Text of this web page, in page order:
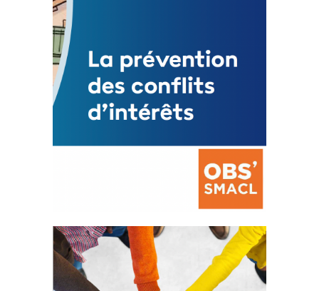
FEUILLETER
La prévention des conflits
d’intérêts
18 septembre 2023
FEUILLETER